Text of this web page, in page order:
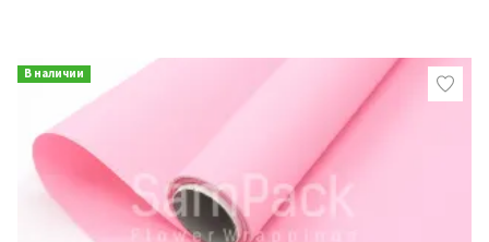
В наличии